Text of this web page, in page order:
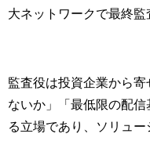
大ネットワークで最終監
監査役は投資企業から
ないか」「最低限の配
る立場であり、ソリュ